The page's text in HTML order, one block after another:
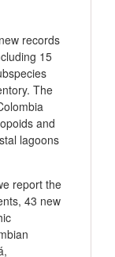
records
15
The
and
lagoons
report the
43 new